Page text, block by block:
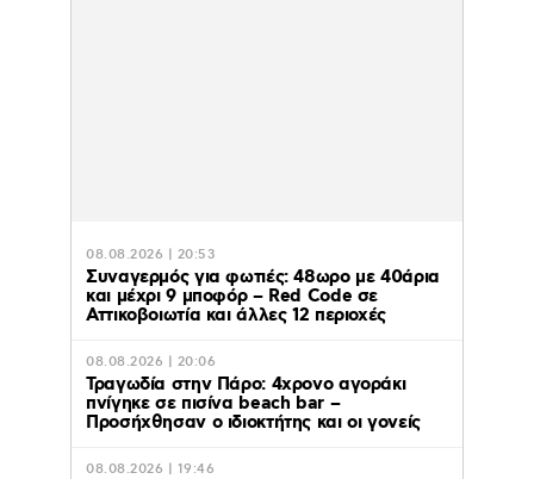
08.08.2026 | 20:53
Συναγερμός για φωτιές: 48ωρο με 40άρια
και μέχρι 9 μποφόρ – Red Code σε
Αττικοβοιωτία και άλλες 12 περιοχές
08.08.2026 | 20:06
Τραγωδία στην Πάρο: 4χρονο αγοράκι
πνίγηκε σε πισίνα beach bar –
Προσήχθησαν ο ιδιοκτήτης και οι γονείς
08.08.2026 | 19:46